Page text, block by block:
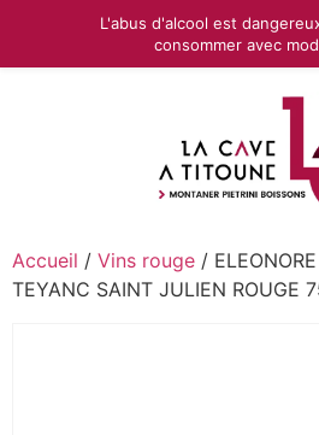
Accueil / Vins rouge /
TEYANC SAINT JULIEN ROUGE
L'abus d'alcool est
consommer avec